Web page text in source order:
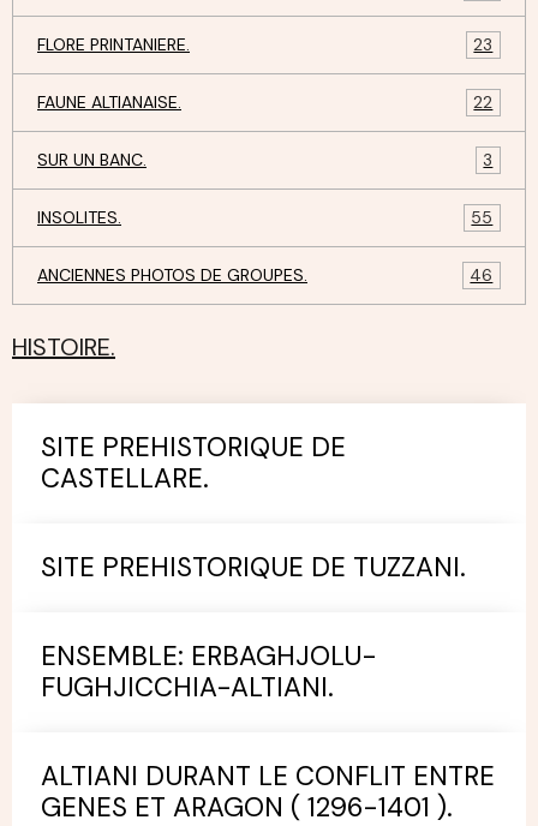
FLORE PRINTANIERE. 23
FAUNE ALTIANAISE. 22
SUR UN BANC. 3
INSOLITES. 55
ANCIENNES PHOTOS DE GROUPES. 46
HISTOIRE.
SITE PREHISTORIQUE DE
CASTELLARE.
SITE PREHISTORIQUE DE TUZZANI.
ENSEMBLE: ERBAGHJOLU-
FUGHJICCHIA-ALTIANI.
ALTIANI DURANT LE CONFLIT ENTRE
GENES ET ARAGON ( 1296-1401 ).